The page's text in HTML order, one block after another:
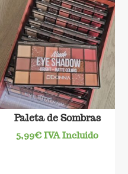
Paleta de Sombras
5,99€ IVA Incluido